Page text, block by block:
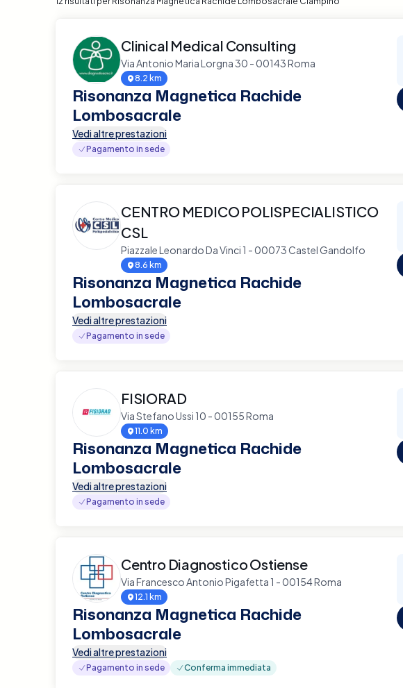
Clinical Medical Consulting
Via Antonio Maria Lorgna 30 - 00143 Roma
8.2 km
Risonanza Magnetica Rachide
Lombosacrale
Vedi altre prestazioni
Pagamento in sede
CENTRO MEDICO POLISPECIALISTICO
CSL
Piazzale Leonardo Da Vinci 1 - 00073 Castel Gandolfo
8.6 km
Risonanza Magnetica Rachide
Lombosacrale
Vedi altre prestazioni
Pagamento in sede
FISIORAD
Via Stefano Ussi 10 - 00155 Roma
11.0 km
Risonanza Magnetica Rachide
Lombosacrale
Vedi altre prestazioni
Pagamento in sede
Centro Diagnostico Ostiense
Via Francesco Antonio Pigafetta 1 - 00154 Roma
12.1 km
Risonanza Magnetica Rachide
Lombosacrale
Vedi altre prestazioni
Pagamento in sede Conferma immediata